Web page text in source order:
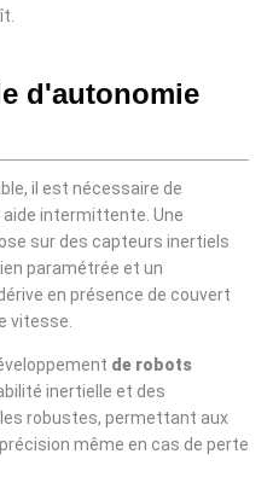
d'autonomie
il est nécessaire de
aide intermittente. Une
sur des capteurs inertiels
paramétrée et un
en présence de couvert
vitesse.
de robots
inertielle et des
robustes, permettant aux
même en cas de perte